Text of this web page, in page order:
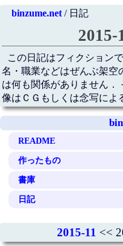
binzume.net/ 日記
2015-
この日記はフィクション
名・職業などはぜんぶ架空
は何も関係がありません．
像はＣＧもしくは念写によ
README
作ったもの
書庫
日記
2015-11 <<